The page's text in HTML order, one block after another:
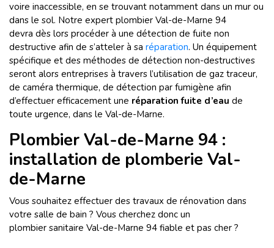
voire inaccessible, en se trouvant notamment dans un mur ou
dans le sol. Notre expert plombier Val-de-Marne 94
devra dès lors procéder à une détection de fuite non
destructive afin de s’atteler à sa réparation. Un équipement
spécifique et des méthodes de détection non-destructives
seront alors entreprises à travers l’utilisation de gaz traceur,
de caméra thermique, de détection par fumigène afin
d’effectuer efficacement une réparation fuite d’eau de
toute urgence, dans le Val-de-Marne.
Plombier Val-de-Marne 94 :
installation de plomberie Val-
de-Marne
Vous souhaitez effectuer des travaux de rénovation dans
votre salle de bain ? Vous cherchez donc un
plombier sanitaire Val-de-Marne 94 fiable et pas cher ?